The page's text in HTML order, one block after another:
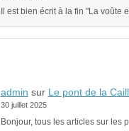
Il est bien écrit à la fin "La
admin sur Le pont de la
30 juillet 2025
Bonjour, tous les articles sur les